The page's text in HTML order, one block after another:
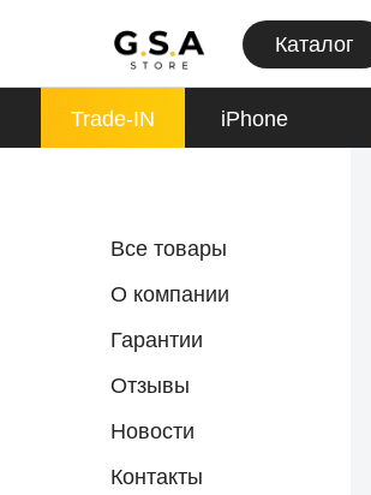
Каталог
Trade-IN iPhone
О компании
Гарантии
Отзывы
Все товары
Контакты
Новости